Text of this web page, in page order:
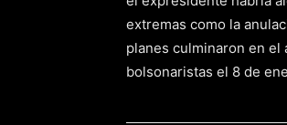
extremas como la
planes culminaron en
bolsonaristas el 8 de